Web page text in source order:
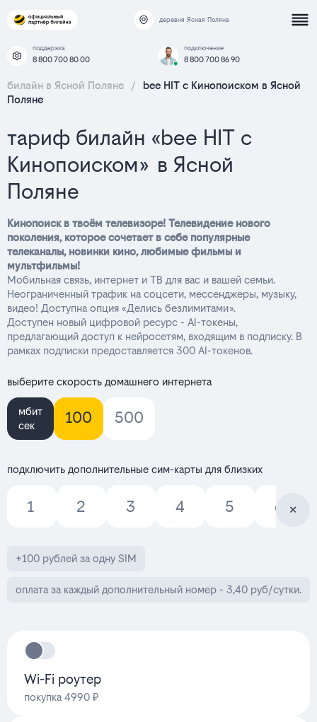
деревня Ясная Поляна
поддержка
8 800 700 80 00
подключение
8 800 700 86 90
билайн в Ясной Поляне /
bee HIT с Кинопоиском в Ясной
Поляне
тариф билайн «bee HIT с
Кинопоиском» в Ясной
Поляне
Кинопоиск в твоём телевизоре! Телевидение нового
поколения, которое сочетает в себе популярные
телеканалы, новинки кино, любимые фильмы и
мультфильмы!
Мобильная связь, интернет и ТВ для вас и вашей семьи.
Неограниченный трафик на соцсети, мессенджеры, музыку,
видео! Доступна опция «Делись безлимитами».
Доступен новый цифровой ресурс - AI-токены,
предлагающий доступ к нейросетям, входящим в подписку. В
рамках подписки предоставляется 300 AI-токенов.
выберите скорость домашнего интернета
мбит
сек
100 500
подключить дополнительные сим-карты для близких
1 2 3 4 5 6
+100 рублей за одну SIM
оплата за каждый дополнительный номер - 3,40 руб/сутки.
Wi-Fi роутер
покупка 4990 ₽